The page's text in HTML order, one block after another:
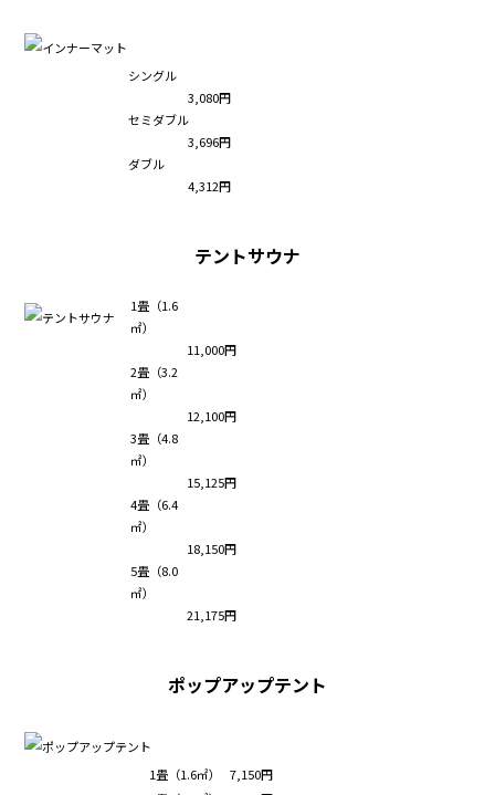
シングル
3,080円
セミダブル
3,696円
ダブル
4,312円
テントサウナ
1畳（1.6
㎡）
11,000円
2畳（3.2
㎡）
12,100円
3畳（4.8
㎡）
15,125円
4畳（6.4
㎡）
18,150円
5畳（8.0
㎡）
21,175円
ポップアップテント
1畳（1.6㎡）
7,150円